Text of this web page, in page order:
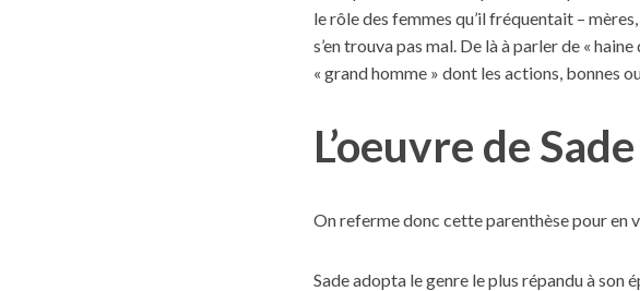
le rôle des femmes qu’il fréquentait –
s’en trouva pas mal. De là à parler de «
« grand homme » dont les actions, bonnes
L’oeuvre de
On referme donc cette parenthèse pour en
Sade adopta le genre le plus répandu à son